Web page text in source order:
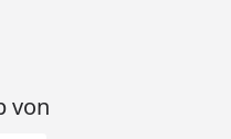
von